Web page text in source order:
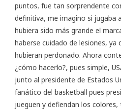
puntos, fue tan sorprendente
definitiva, me imagino si jugaba
hubiera sido más grande el
haberse cuidado de lesiones, ya
hubieran perdonado. Ahora
¿cómo hacerlo?, pues simple,
junto al presidente de Estados
fanático del basketball pues
jueguen y defiendan los